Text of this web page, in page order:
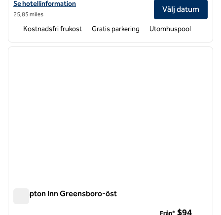
Visa hotelldetaljer för Hampton Inn Lexington, NC
Se hotellinformation
25,85 miles
Välj datum
Kostnadsfri frukost Gratis parkering Utomhuspool
1 av 12
nästa
Hampton Inn Greensboro-öst
Från* $94